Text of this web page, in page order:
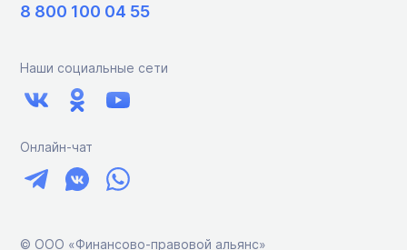
8 800 100 04 55
Наши социальные сети
Онлайн-чат
© ООО «Финансово-правовой альянс»